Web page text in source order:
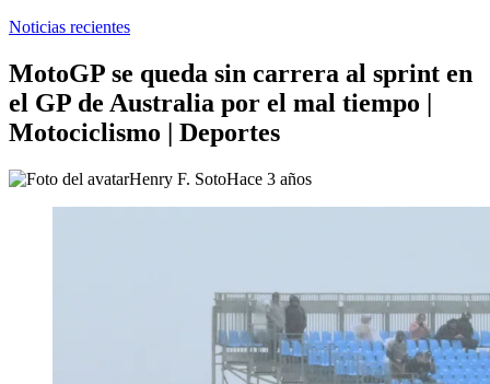
Noticias recientes
MotoGP se queda sin carrera al sprint en
el GP de Australia por el mal tiempo |
Motociclismo | Deportes
Henry F. SotoHace 3 años